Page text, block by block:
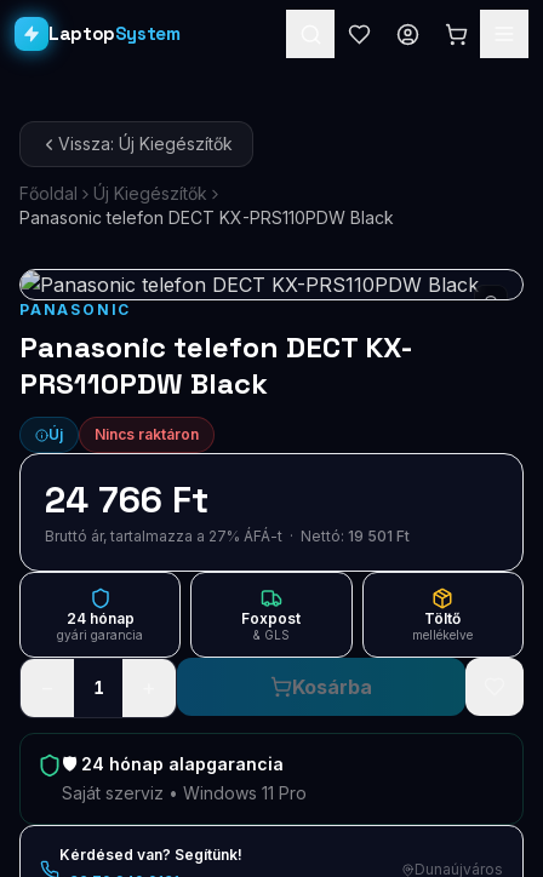
LaptopSystem
Asztali PC-k
Workstation PRO
Monitorok
Kiegészítők
Akciók
Ajándékkártya
Szolgáltatások
Új termékek
Keresés
Vissza: Új Kiegészítők
Főoldal
Új Kiegészítők
Panasonic telefon DECT KX-PRS110PDW Black
PANASONIC
Panasonic telefon DECT KX-
PRS110PDW Black
Új Nincs raktáron
24 766 Ft
Bruttó ár, tartalmazza a 27% ÁFÁ-t · Nettó: 19 501 Ft
24 hónap
gyári garancia
Foxpost
& GLS
Töltő
mellékelve
1 Kosárba
🛡️ 24 hónap alapgarancia
Saját szerviz • Windows 11 Pro
Kérdésed van? Segítünk!
Dunaújváros